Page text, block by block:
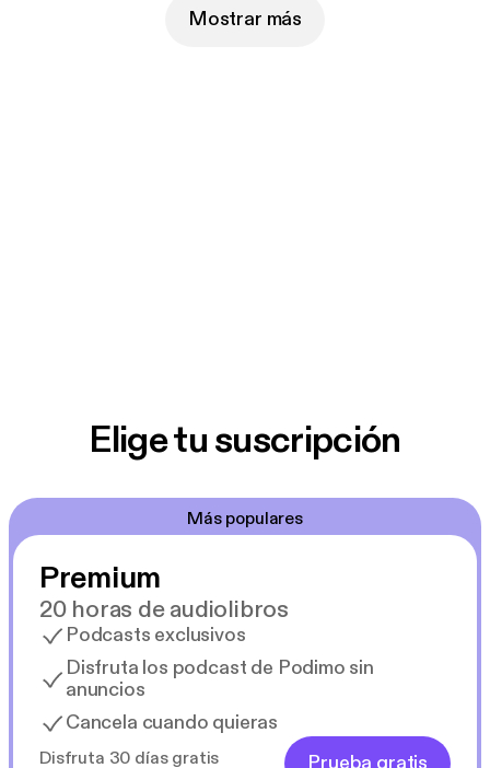
Mostrar más
Elige tu suscripción
Más populares
Premium
20 horas de audiolibros
Podcasts exclusivos
Disfruta los podcast de Podimo sin
anuncios
Cancela cuando quieras
Disfruta 30 días gratis